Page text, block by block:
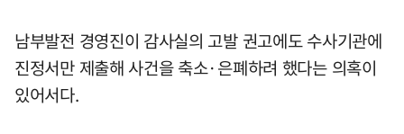
남부발전 경영진이 감사실의 고발 권고에도 수사기관에
진정서만 제출해 사건을 축소·은폐하려 했다는 의혹이
있어서다.